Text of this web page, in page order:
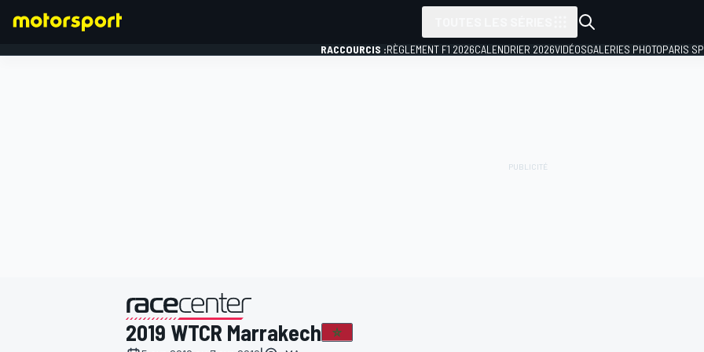
RACCOURCIS :RÈGLEMENT F1 2026CALENDRIER 2026VIDÉOSGALERIES PHOTOPARIS
2019 WTCR Marrakech